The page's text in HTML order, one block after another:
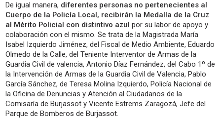
De igual manera, diferentes personas no pertenecientes al
Cuerpo de la Policía Local, recibirán la Medalla de la Cruz
al Mérito Policial con distintivo azul por su labor de apoyo y
colaboración con el mismo. Se trata de la Magistrada María
Isabel Izquierdo Jiménez, del Fiscal de Medio Ambiente, Eduardo
Olmedo de la Calle, del Teniente Interventor de Armas de la
Guardia Civil de valencia, Antonio Díaz Fernández, del Cabo 1º de
la Intervención de Armas de la Guardia Civil de Valencia, Pablo
García Sánchez, de Teresa Molina Izquierdo, Policía Nacional de
la Oficina de Denuncias y Atención al Ciudadanos de la
Comisaría de Burjassot y Vicente Estrems Zaragozá, Jefe del
Parque de Bomberos de Burjassot.